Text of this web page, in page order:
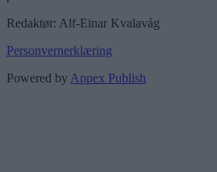
Redaktør: Alf-Einar Kvalavåg
Personvernerklæring
Powered by Appex Publish